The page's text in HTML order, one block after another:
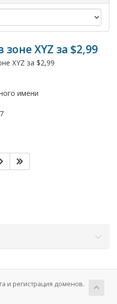
XYZ за $2,99
XYZ за $2,99
имени
и регистрация доменов.